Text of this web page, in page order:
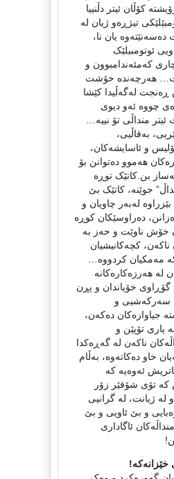
کۆڵان ئیتر دڵنییا
تیژڕەو ژیان لە
یان نا،
ئوتومبیلێک
کەمئەندامبوون و
هەرچەندە خۆشت
لەگەڵیدا کێشا
چووە ئەو دیوی
منداڵی تۆ نییە…
بەقاڵیی،
و ئاسایشەکان،
هەموو دەتوانن بۆ
بن.کاتێک توڕە
جوێنە، کاتێک بێ
لەبەر چاویان و
دەراوسێکان کوڕە
خۆش ناوێت و حەز بە
کچەکانیشیان
مەمکیان کردووە…
لە هەرزەکارەکانە
گۆڕاوی خۆیاندان و پڕن
سەرکەشیی و
جیاوازەکان دەکەن،
یاری تۆپێن و
ناکەن لە گەڕەکدا
خاو دەکاتەوە، بەڵام
ئەوەیە کە
کە تۆی شۆفێر زۆر
ژیانت، لە گرانیی
و بێ ئاویی و بێ
ئاگاداری
خێزانەکە!